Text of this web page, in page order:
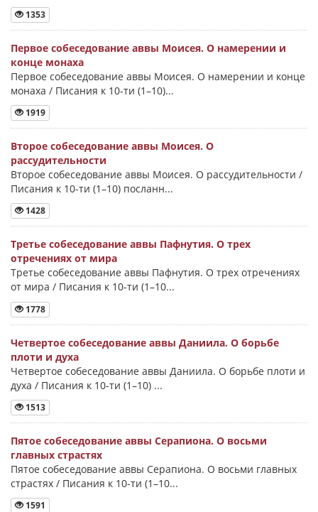
1353
Первое собеседование аввы Моисея. О намерении и
конце монаха
Первое собеседование аввы Моисея. О намерении и конце
монаха / Писания к 10-ти (1–10)...
1919
Второе собеседование аввы Моисея. О
рассудительности
Второе собеседование аввы Моисея. О рассудительности /
Писания к 10-ти (1–10) посланн...
1428
Третье собеседование аввы Пафнутия. О трех
отречениях от мира
Третье собеседование аввы Пафнутия. О трех отречениях
от мира / Писания к 10-ти (1–10...
1778
Четвертое собеседование аввы Даниила. О борьбе
плоти и духа
Четвертое собеседование аввы Даниила. О борьбе плоти и
духа / Писания к 10-ти (1–10) ...
1513
Пятое собеседование аввы Серапиона. О восьми
главных страстях
Пятое собеседование аввы Серапиона. О восьми главных
страстях / Писания к 10-ти (1–10...
1591